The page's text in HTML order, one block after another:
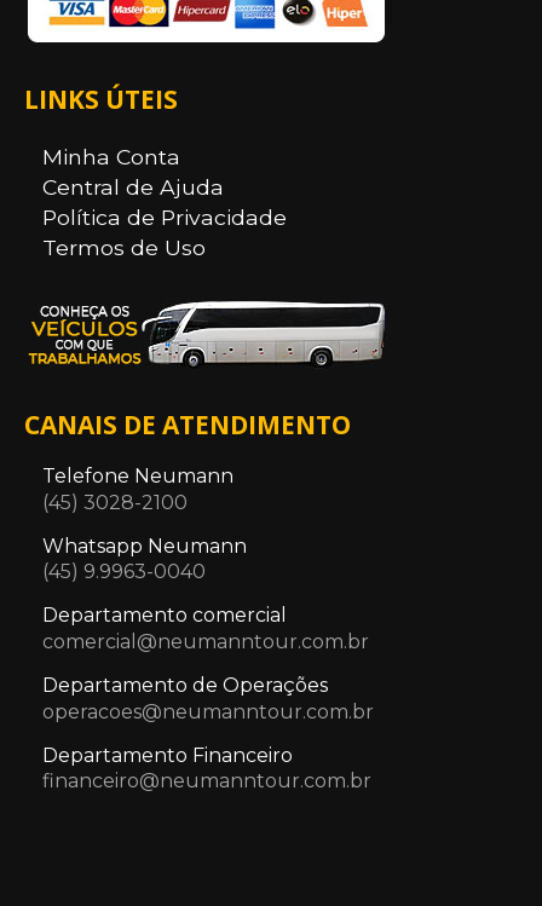
LINKS ÚTEIS
Minha Conta
Central de Ajuda
Política de Privacidade
Termos de Uso
CANAIS DE ATENDIMENTO
Telefone Neumann
(45) 3028-2100
Whatsapp Neumann
(45) 9.9963-0040
Departamento comercial
comercial@neumanntour.com.br
Departamento de Operações
operacoes@neumanntour.com.br
Departamento Financeiro
financeiro@neumanntour.com.br